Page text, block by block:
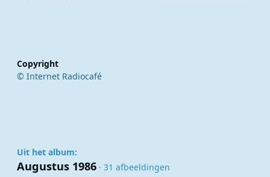
Copyright
© Internet Radiocafé
Uit het album:
Augustus 1986 · 31 afbeeldingen